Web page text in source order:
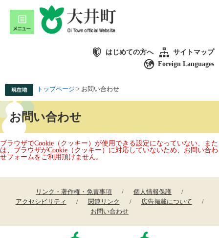
はじめての方へ
サイトマップ
Foreign Languages
トップページ > お問い合わせ
お問い合わせ
ブラウザでCookie（クッキー）が使用できる設定になっていない、また
は、ブラウザがCookie（クッキー）に対応していないため、お問い合わ
せフォームをご利用頂けません。
リンク・著作権・免責事項
個人情報保護
アクセシビリティ
関連リンク
広告掲載について
お問い合わせ